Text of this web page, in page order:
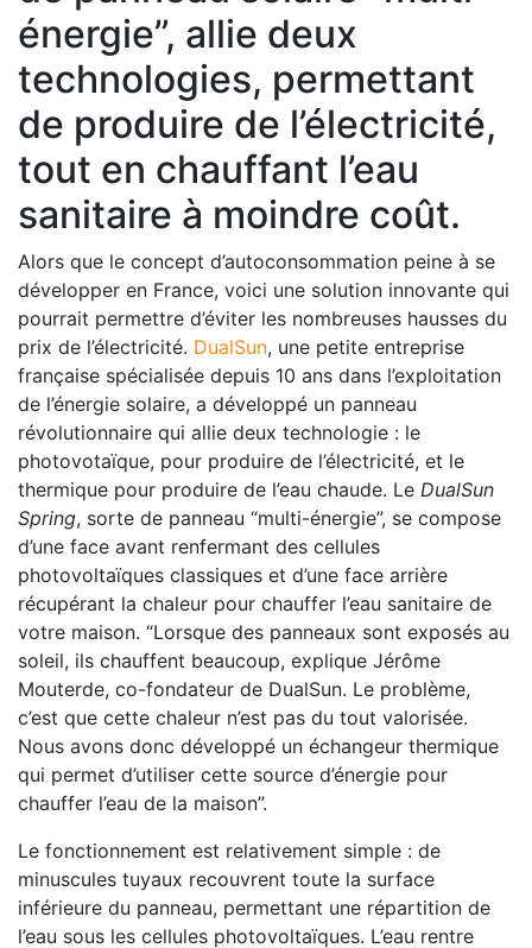
énergie”, allie deux
technologies, permettant
de produire de l’électricité,
tout en chauffant l’eau
sanitaire à moindre coût.
Alors que le concept d’autoconsommation peine à se
développer en France, voici une solution innovante qui
pourrait permettre d’éviter les nombreuses hausses du
prix de l’électricité. DualSun, une petite entreprise
française spécialisée depuis 10 ans dans l’exploitation
de l’énergie solaire, a développé un panneau
révolutionnaire qui allie deux technologie : le
photovotaïque, pour produire de l’électricité, et le
thermique pour produire de l’eau chaude. Le DualSun
Spring, sorte de panneau “multi-énergie”, se compose
d’une face avant renfermant des cellules
photovoltaïques classiques et d’une face arrière
récupérant la chaleur pour chauffer l’eau sanitaire de
votre maison. “Lorsque des panneaux sont exposés au
soleil, ils chauffent beaucoup, explique Jérôme
Mouterde, co-fondateur de DualSun. Le problème,
c’est que cette chaleur n’est pas du tout valorisée.
Nous avons donc développé un échangeur thermique
qui permet d’utiliser cette source d’énergie pour
chauffer l’eau de la maison”.
Le fonctionnement est relativement simple : de
minuscules tuyaux recouvrent toute la surface
inférieure du panneau, permettant une répartition de
l’eau sous les cellules photovoltaïques. L’eau rentre